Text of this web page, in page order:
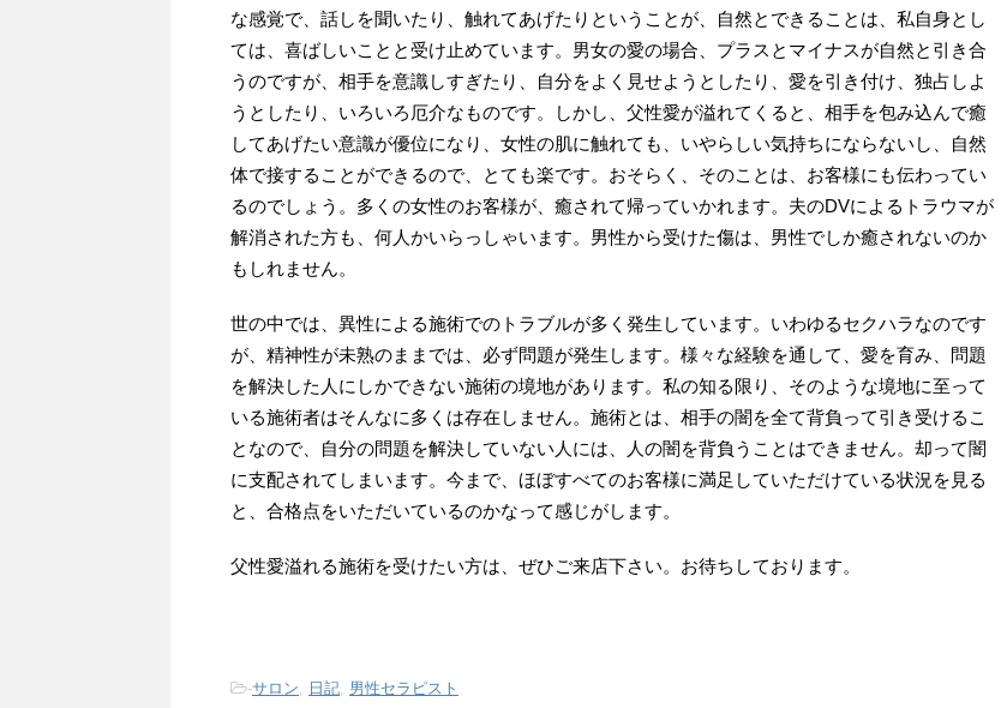
な感覚で、話しを聞いたり、触れてあげたりということが、自然とできることは、私自身とし
ては、喜ばしいことと受け止めています。男女の愛の場合、プラスとマイナスが自然と引き合
うのですが、相手を意識しすぎたり、自分をよく見せようとしたり、愛を引き付け、独占しよ
うとしたり、いろいろ厄介なものです。しかし、父性愛が溢れてくると、相手を包み込んで癒
してあげたい意識が優位になり、女性の肌に触れても、いやらしい気持ちにならないし、自然
体で接することができるので、とても楽です。おそらく、そのことは、お客様にも伝わってい
るのでしょう。多くの女性のお客様が、癒されて帰っていかれます。夫のDVによるトラウマが
解消された方も、何人かいらっしゃいます。男性から受けた傷は、男性でしか癒されないのか
もしれません。
世の中では、異性による施術でのトラブルが多く発生しています。いわゆるセクハラなのです
が、精神性が未熟のままでは、必ず問題が発生します。様々な経験を通して、愛を育み、問題
を解決した人にしかできない施術の境地があります。私の知る限り、そのような境地に至って
いる施術者はそんなに多くは存在しません。施術とは、相手の闇を全て背負って引き受けるこ
となので、自分の問題を解決していない人には、人の闇を背負うことはできません。却って闇
に支配されてしまいます。今まで、ほぼすべてのお客様に満足していただけている状況を見る
と、合格点をいただいているのかなって感じがします。
父性愛溢れる施術を受けたい方は、ぜひご来店下さい。お待ちしております。
-サロン, 日記, 男性セラピスト